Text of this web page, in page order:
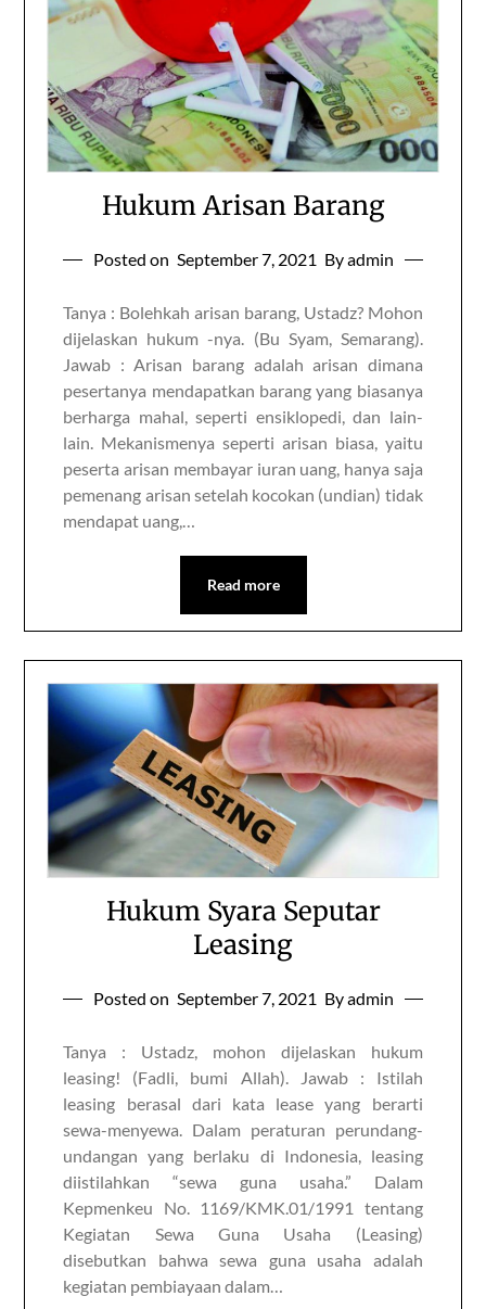
Hukum Arisan Barang
Posted on September 7, 2021 By admin
Tanya : Bolehkah arisan barang, Ustadz? Mohon
dijelaskan hukum -nya. (Bu Syam, Semarang).
Jawab : Arisan barang adalah arisan dimana
pesertanya mendapatkan barang yang biasanya
berharga mahal, seperti ensiklopedi, dan lain-
lain. Mekanismenya seperti arisan biasa, yaitu
peserta arisan membayar iuran uang, hanya saja
pemenang arisan setelah kocokan (undian) tidak
mendapat uang,…
Read more
Hukum Syara Seputar
Leasing
Posted on September 7, 2021 By admin
Tanya : Ustadz, mohon dijelaskan hukum
leasing! (Fadli, bumi Allah). Jawab : Istilah
leasing berasal dari kata lease yang berarti
sewa-menyewa. Dalam peraturan perundang-
undangan yang berlaku di Indonesia, leasing
diistilahkan “sewa guna usaha.” Dalam
Kepmenkeu No. 1169/KMK.01/1991 tentang
Kegiatan Sewa Guna Usaha (Leasing)
disebutkan bahwa sewa guna usaha adalah
kegiatan pembiayaan dalam…